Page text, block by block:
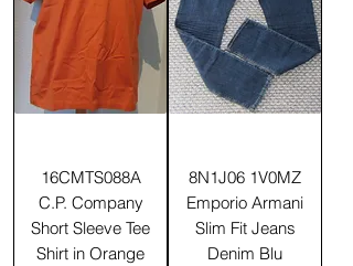
16CMTS088A
C.P. Company
Short Sleeve Tee
Shirt in Orange
8N1J06 1V0MZ
Emporio Armani
Slim Fit Jeans
Denim Blu